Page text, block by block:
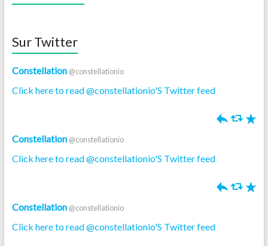
Sur Twitter
Constellation @constellationio
Click here to read @constellationio'S Twitter feed
h J R
Constellation @constellationio
Click here to read @constellationio'S Twitter feed
h J R
Constellation @constellationio
Click here to read @constellationio'S Twitter feed